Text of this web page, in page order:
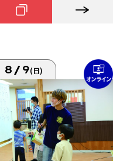
8/9(日)